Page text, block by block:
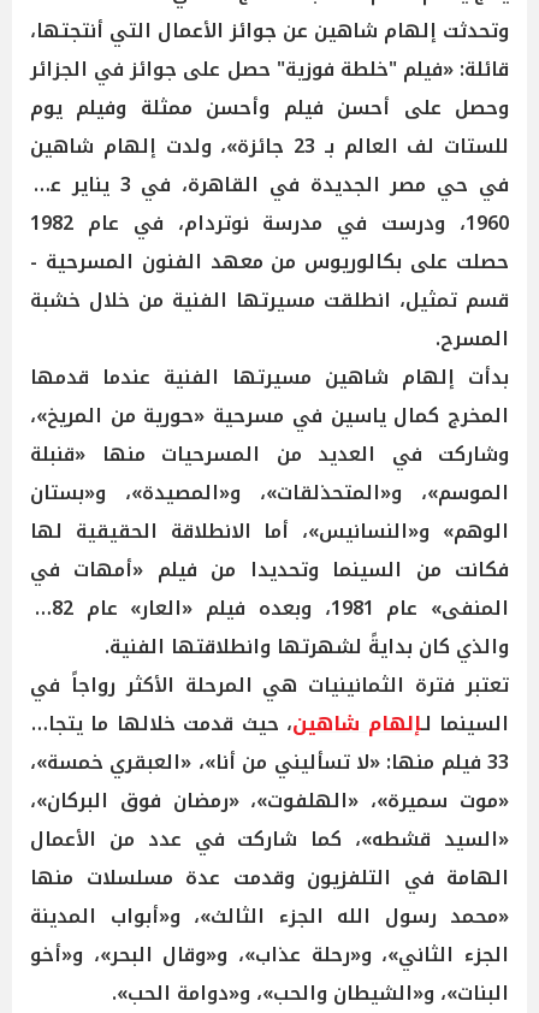
وتحدثت إلهام شاهين عن جوائز الأعمال التي أنتجتها،
قائلة: «فيلم "خلطة فوزية" حصل على جوائز في الجزائر
وحصل على أحسن فيلم وأحسن ممثلة وفيلم يوم
للستات لف العالم بـ 23 جائزة»، ولدت إلهام شاهين
في حي مصر الجديدة في القاهرة، في 3 يناير عام
1960، ودرست في مدرسة نوتردام، في عام 1982
حصلت على بكالوريوس من معهد الفنون المسرحية -
قسم تمثيل، انطلقت مسيرتها الفنية من خلال خشبة
المسرح.
بدأت إلهام شاهين مسيرتها الفنية عندما قدمها
المخرج كمال ياسين في مسرحية «حورية من المريخ»،
وشاركت في العديد من المسرحيات منها «قنبلة
الموسم»، و«المتحذلقات»، و«المصيدة»، و«بستان
الوهم» و«النسانيس»، أما الانطلاقة الحقيقية لها
فكانت من السينما وتحديدا من فيلم «أمهات في
المنفى» عام 1981، وبعده فيلم «العار» عام 1982
والذي كان بدايةً لشهرتها وانطلاقتها الفنية.
تعتبر فترة الثمانينيات هي المرحلة الأكثر رواجاً في
السينما لـإلهام شاهين، حيث قدمت خلالها ما يتجاوز
33 فيلم منها: «لا تسأليني من أنا»، «العبقري خمسة»،
«موت سميرة»، «الهلفوت»، «رمضان فوق البركان»،
«السيد قشطه»، كما شاركت في عدد من الأعمال
الهامة في التلفزيون وقدمت عدة مسلسلات منها
«محمد رسول الله الجزء الثالث»، و«أبواب المدينة
الجزء الثاني»، و«رحلة عذاب»، و«وقال البحر»، و«أخو
البنات»، و«الشيطان والحب»، و«دوامة الحب».